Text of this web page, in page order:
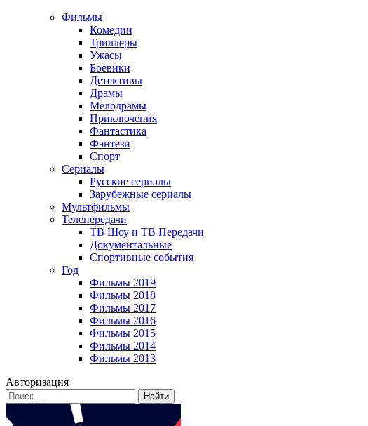
Фильмы
Комедии
Триллеры
Ужасы
Боевики
Детективы
Драмы
Мелодрамы
Приключения
Фантастика
Фэнтези
Спорт
Сериалы
Русские сериалы
Зарубежные сериалы
Мультфильмы
Телепередачи
ТВ Шоу и ТВ Передачи
Документальные
Спортивные события
Год
Фильмы 2019
Фильмы 2018
Фильмы 2017
Фильмы 2016
Фильмы 2015
Фильмы 2014
Фильмы 2013
Авторизация
Найти